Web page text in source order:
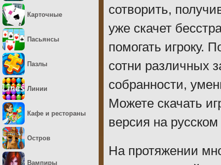
сотворить,
уже скачет
помогать игроку.
сотни различных
собранности,
Можете скачать
версия на
На протяжении
Карточные
Пасьянсы
Пазлы
Линии
Кафе и рестораны
Остров
Вампиры